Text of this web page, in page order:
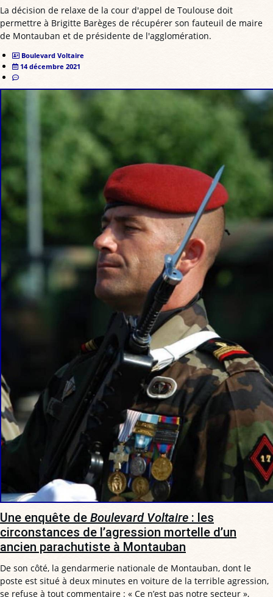
La décision de relaxe de la cour d'appel de Toulouse doit
permettre à Brigitte Barèges de récupérer son fauteuil de maire
de Montauban et de présidente de l'agglomération.
Boulevard Voltaire
14 décembre 2021
Une enquête de Boulevard Voltaire : les
circonstances de l’agression mortelle d’un
ancien parachutiste à Montauban
De son côté, la gendarmerie nationale de Montauban, dont le
poste est situé à deux minutes en voiture de la terrible agression,
se refuse à tout commentaire : « Ce n’est pas notre secteur »,